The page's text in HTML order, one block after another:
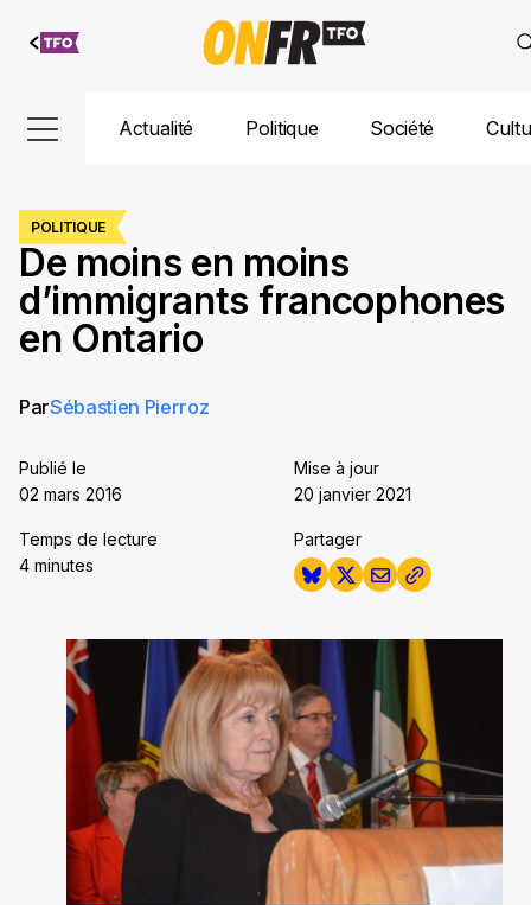
Aller au
contenu
Actualité Politique Société
POLITIQUE
De moins en moins
d’immigrants francophones
en Ontario
ParSébastien Pierroz
Publié le
02 mars 2016
Mise à jour
20 janvier 2021
Temps de lecture
4 minutes
Partager